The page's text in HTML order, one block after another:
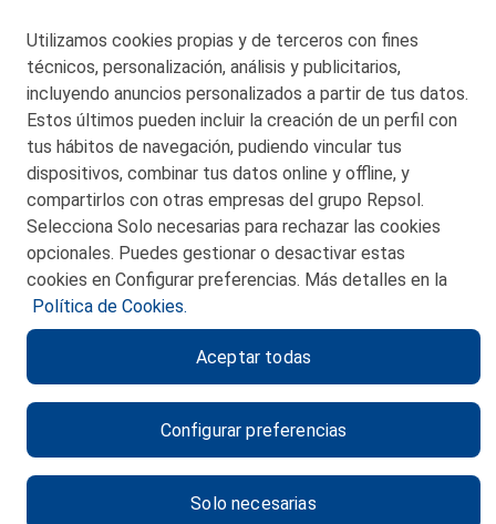
San Martín 5-Edificio Muñatones,
48550 Muskiz (Bizkaia)
Telf. 946 357 000
© 2026 Petronor S.A.
CONTACTO
POLITICA DE PRIVACIDAD
AVISO LEGAL
POLITICA DE COOKIES
Utilizamos cookies propias y de terceros con fines
técnicos, personalización, análisis y publicitarios,
incluyendo anuncios personalizados a partir de tus datos.
Estos últimos pueden incluir la creación de un perfil con
tus hábitos de navegación, pudiendo vincular tus
dispositivos, combinar tus datos online y offline, y
compartirlos con otras empresas del grupo Repsol.
Selecciona Solo necesarias para rechazar las cookies
opcionales. Puedes gestionar o desactivar estas
cookies en Configurar preferencias. Más detalles en la
Política de Cookies.
Configurar preferencias
Solo necesarias
Aceptar todas